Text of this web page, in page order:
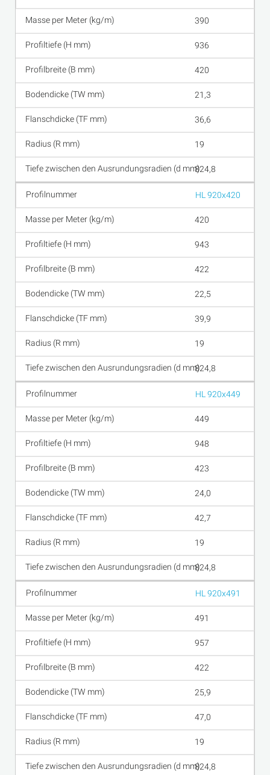
390
936
420
21,3
36,6
19
824,8
HL 920x420
420
943
422
22,5
39,9
19
824,8
HL 920x449
449
948
423
24,0
42,7
19
824,8
HL 920x491
491
957
422
25,9
47,0
19
824,8